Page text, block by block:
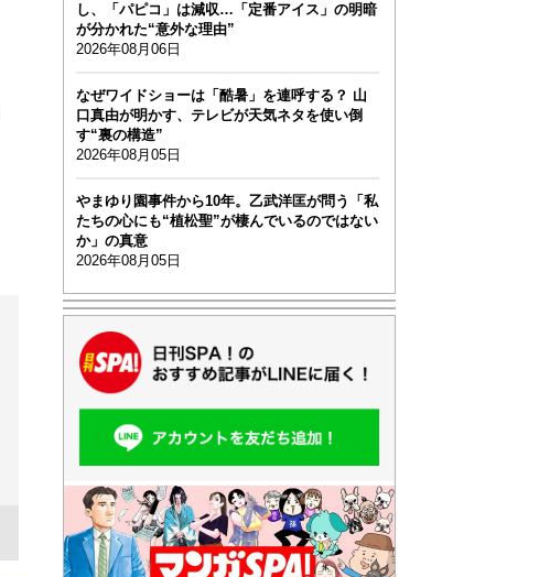
し、「パピコ」は減収…「定番アイス」の明暗
が分かれた“意外な理由”
2026年08月06日
なぜワイドショーは「酷暑」を連呼する？ 山
口真由が明かす、テレビが天気ネタを使い倒
す“裏の構造”
2026年08月05日
やまゆり園事件から10年。乙武洋匡が問う「私
たちの心にも“植松聖”が棲んでいるのではない
か」の真意
2026年08月05日